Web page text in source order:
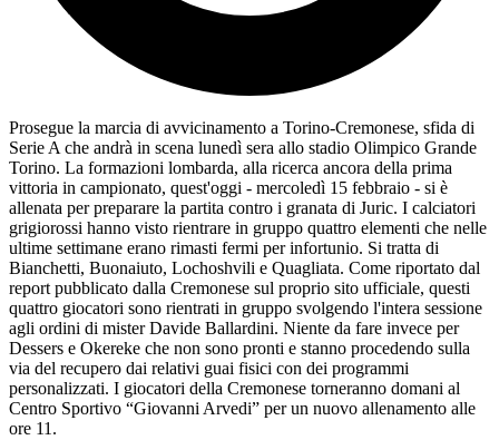
Prosegue la marcia di avvicinamento a Torino-Cremonese, sfida di
Serie A che andrà in scena lunedì sera allo stadio Olimpico Grande
Torino. La formazioni lombarda, alla ricerca ancora della prima
vittoria in campionato, quest'oggi - mercoledì 15 febbraio - si è
allenata per preparare la partita contro i granata di Juric. I calciatori
grigiorossi hanno visto rientrare in gruppo quattro elementi che nelle
ultime settimane erano rimasti fermi per infortunio. Si tratta di
Bianchetti, Buonaiuto, Lochoshvili e Quagliata. Come riportato dal
report pubblicato dalla Cremonese sul proprio sito ufficiale, questi
quattro giocatori sono rientrati in gruppo svolgendo l'intera sessione
agli ordini di mister Davide Ballardini. Niente da fare invece per
Dessers e Okereke che non sono pronti e stanno procedendo sulla
via del recupero dai relativi guai fisici con dei programmi
personalizzati. I giocatori della Cremonese torneranno domani al
Centro Sportivo “Giovanni Arvedi” per un nuovo allenamento alle
ore 11.